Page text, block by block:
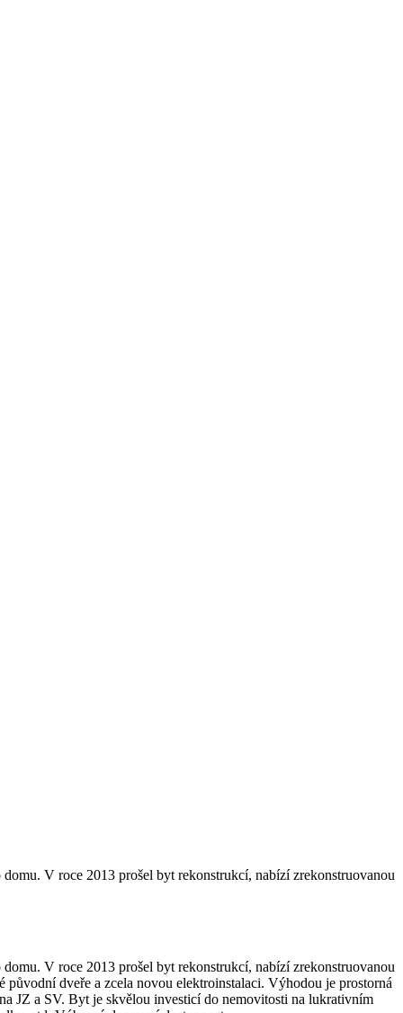
V roce 2013 prošel byt rekonstrukcí, nabízí zrekonstruovanou
V roce 2013 prošel byt rekonstrukcí, nabízí zrekonstruovanou
dveře a zcela novou elektroinstalaci. Výhodou je prostorná
JZ a SV. Byt je skvělou investicí do nemovitosti na lukrativním